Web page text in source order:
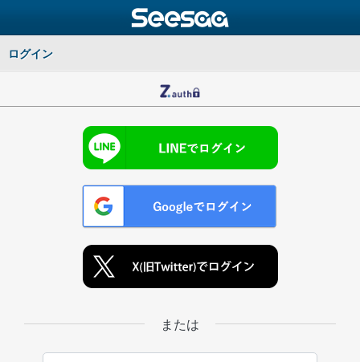
ログイン
または